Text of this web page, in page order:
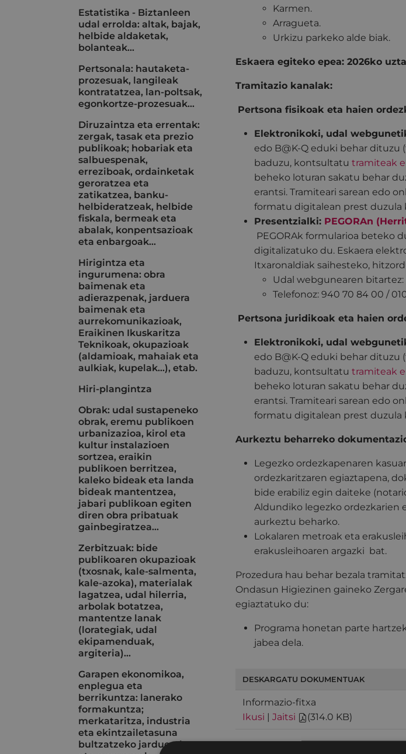
Karmen.
Arragueta.
Urkizu parkeko alde biak.
Eskaera egiteko epea: 2026ko
Tramitazio kanalak:
Pertsona fisikoak eta haien
Elektronikoki, udal
edo B@K-Q eduki behar
baduzu, kontsultatu tramiteak
beheko loturan sakatu behar
erantsi. Tramiteari sarean edo
formatu digitalean prest duzula
Presentzialki: PEGORAn
PEGORAk formularioa beteko
digitalizatuko du. Eskaera
Itxaronaldiak saihesteko,
Udal webgunearen bitartez:
Telefonoz: 940 70 84 00 /
Pertsona juridikoak eta haien
Elektronikoki, udal
edo B@K-Q eduki behar
baduzu, kontsultatu tramiteak
beheko loturan sakatu behar
erantsi. Tramiteari sarean edo
formatu digitalean prest duzula
Aurkeztu beharreko
Legezko ordezkapenaren
ordezkaritzaren egiaztapena,
bide erabiliz egin daiteke
Aldundiko legezko ordezkarien
aurkeztu beharko.
Lokalaren metroak eta
erakusleihoaren argazki bat.
Prozedura hau behar bezala
Ondasun Higiezinen gaineko
egiaztatuko du:
Programa honetan parte
jabea dela.
DESKARGATU DOKUMENTUAK
Informazio-fitxa
Ikusi | Jaitsi (314.0 KB)
Estatistika - Biztanleen
udal errolda: altak, bajak,
helbide aldaketak,
bolanteak...
Pertsonala: hautaketa-
prozesuak, langileak
kontratatzea, lan-poltsak,
egonkortze-prozesuak...
Diruzaintza eta errentak:
zergak, tasak eta prezio
publikoak; hobariak eta
salbuespenak,
erreziboak, ordainketak
geroratzea eta
zatikatzea, banku-
helbideratzeak, helbide
fiskala, bermeak eta
abalak, konpentsazioak
eta enbargoak…
Hirigintza eta
ingurumena: obra
baimenak eta
adierazpenak, jarduera
baimenak eta
aurrekomunikazioak,
Eraikinen Ikuskaritza
Teknikoak, okupazioak
(aldamioak, mahaiak eta
aulkiak, kupelak...), etab.
Hiri-plangintza
Obrak: udal sustapeneko
obrak, eremu publikoen
urbanizazioa, kirol eta
kultur instalazioen
sortzea, eraikin
publikoen berritzea,
kaleko bideak eta landa
bideak mantentzea,
jabari publikoan egiten
diren obra pribatuak
gainbegiratzea…
Zerbitzuak: bide
publikoaren okupazioak
(txosnak, kale-salmenta,
kale-azoka), materialak
lagatzea, udal hilerria,
arbolak botatzea,
mantentze lanak
(lorategiak, udal
ekipamenduak,
argiteria)...
Garapen ekonomikoa,
enplegua eta
berrikuntza: lanerako
formakuntza;
merkataritza, industria
eta ekintzailetasuna
bultzatzeko jarduerak